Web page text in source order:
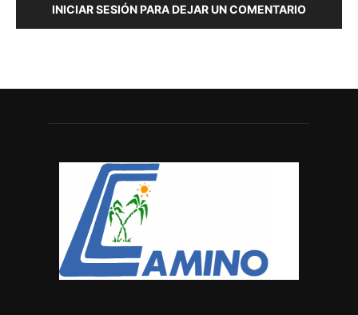
INICIAR SESIÓN PARA DEJAR UN COMENTARIO